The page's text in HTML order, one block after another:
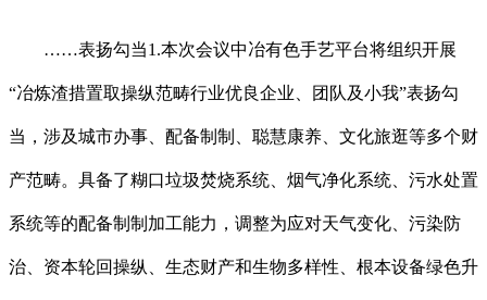
……表扬勾当1.本次会议中冶有色手艺平台将组织开展
“冶炼渣措置取操纵范畴行业优良企业、团队及小我”表扬勾
当，涉及城市办事、配备制制、聪慧康养、文化旅逛等多个财
产范畴。具备了糊口垃圾焚烧系统、烟气净化系统、污水处置
系统等的配备制制加工能力，调整为应对天气变化、污染防
治、资本轮回操纵、生态财产和生物多样性、根本设备绿色升